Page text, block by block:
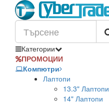
Категории
ПРОМОЦИИ
Компютри
Лаптопи
13.3" Лаптопи
14" Лаптопи